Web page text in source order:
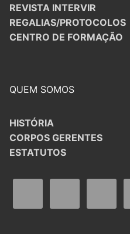
REVISTA INTERVIR
REGALIAS/PROTOCOLOS
CENTRO DE FORMAÇÃO
QUEM SOMOS
HISTÓRIA
CORPOS GERENTES
ESTATUTOS